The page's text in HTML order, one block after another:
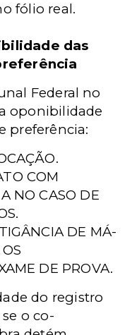
fólio real.
das
Federal no
oponibilidade
preferência:
COM
NO CASO DE
DE MÁ-
DE PROVA.
do registro
o co-